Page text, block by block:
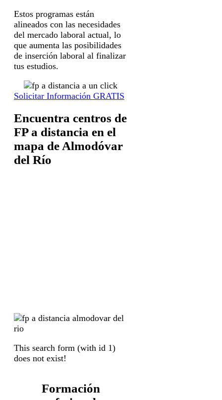
Estos programas están
alineados con las necesidades
del mercado laboral actual, lo
que aumenta las posibilidades
de inserción laboral al finalizar
tus estudios.
Solicitar Información GRATIS
Encuentra centros de
FP a distancia en el
mapa de Almodóvar
del Río
This search form (with id 1)
does not exist!
Formación